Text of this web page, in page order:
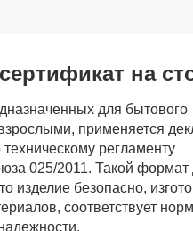
на
для бытового
применяется
техническому регламенту
025/2011. Такой формат
изделие безопасно,
соответствует